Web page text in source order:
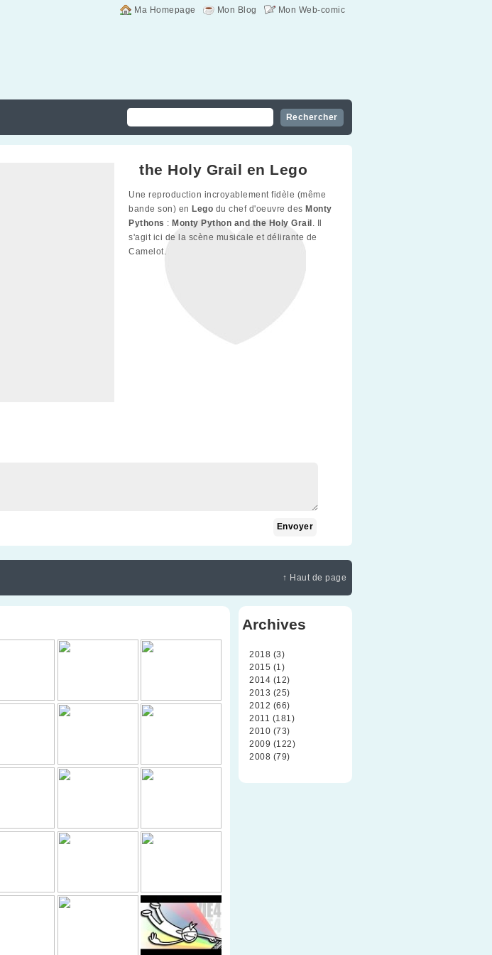
Mon Web-comic
Mon Blog
Ma Homepage
the Holy Grail en Lego
Une reproduction incroyablement fidèle (même
bande son) en Lego du chef d'oeuvre des Monty
Pythons : Monty Python and the Holy Grail . Il
s'agit ici de la scène musicale et délirante de
Camelot.
↑ Haut de page
Archives
2018 (3)
2015 (1)
2014 (12)
2013 (25)
2012 (66)
2011 (181)
2010 (73)
2009 (122)
2008 (79)